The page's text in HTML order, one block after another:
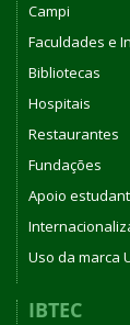
Campi
Faculdades e
Bibliotecas
Hospitais
Restaurantes
Fundações
Apoio
Uso da marca
IBTEC